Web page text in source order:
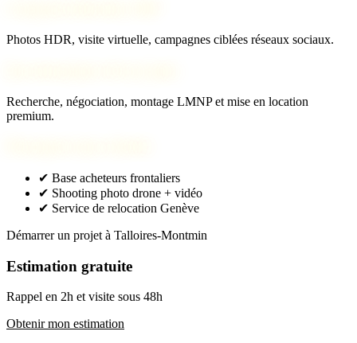
Photos HDR, visite virtuelle, campagnes ciblées réseaux sociaux.
Recherche, négociation, montage LMNP et mise en location
premium.
✔ Base acheteurs frontaliers
✔ Shooting photo drone + vidéo
✔ Service de relocation Genève
Démarrer un projet à Talloires-Montmin
Estimation gratuite
Rappel en 2h et visite sous 48h
Obtenir mon estimation